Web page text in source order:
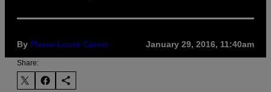
By Pierre-Louis Caron January 29, 2016, 11:40am
Share: